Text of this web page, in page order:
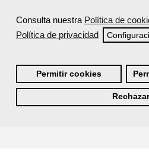
Consulta nuestra Política de
Política de privacidad
Permitir cookies
¿Qué ofrece Femxa al
¿Recibiré un certificado al
gratuito?